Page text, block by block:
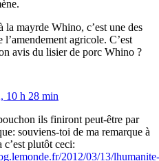
la mayrde Whino, c’est une des
l’amendement agricole. C’est
avis du lisier de porc Whino ?
10 h 28 min
ils finiront peut-être par
souviens-toi de ma remarque à
plutôt ceci:
2012/03/13/lhumanite-